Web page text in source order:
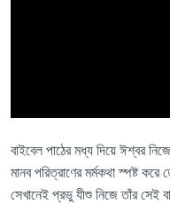
বাইবেল পাঠের মধ্য দিয়ে ঈশ্বর
মানব পরিত্রাণের মর্মকথা স্পষ্ট
সেখানেই প্রভু যীশু নিজে তাঁর